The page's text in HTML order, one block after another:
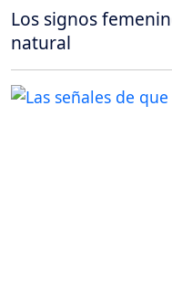
Los signos
natural